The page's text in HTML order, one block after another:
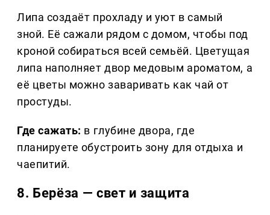
Липа создаёт прохладу и уют в самый
зной. Её сажали рядом с домом, чтобы под
кроной собираться всей семьёй. Цветущая
липа наполняет двор медовым ароматом, а
её цветы можно заваривать как чай от
простуды.
Где сажать: в глубине двора, где
планируете обустроить зону для отдыха и
чаепитий.
8. Берёза — свет и защита